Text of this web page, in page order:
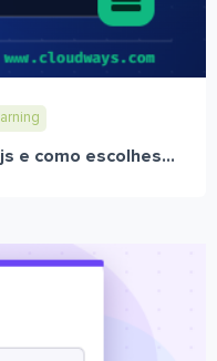
e como escolhes...